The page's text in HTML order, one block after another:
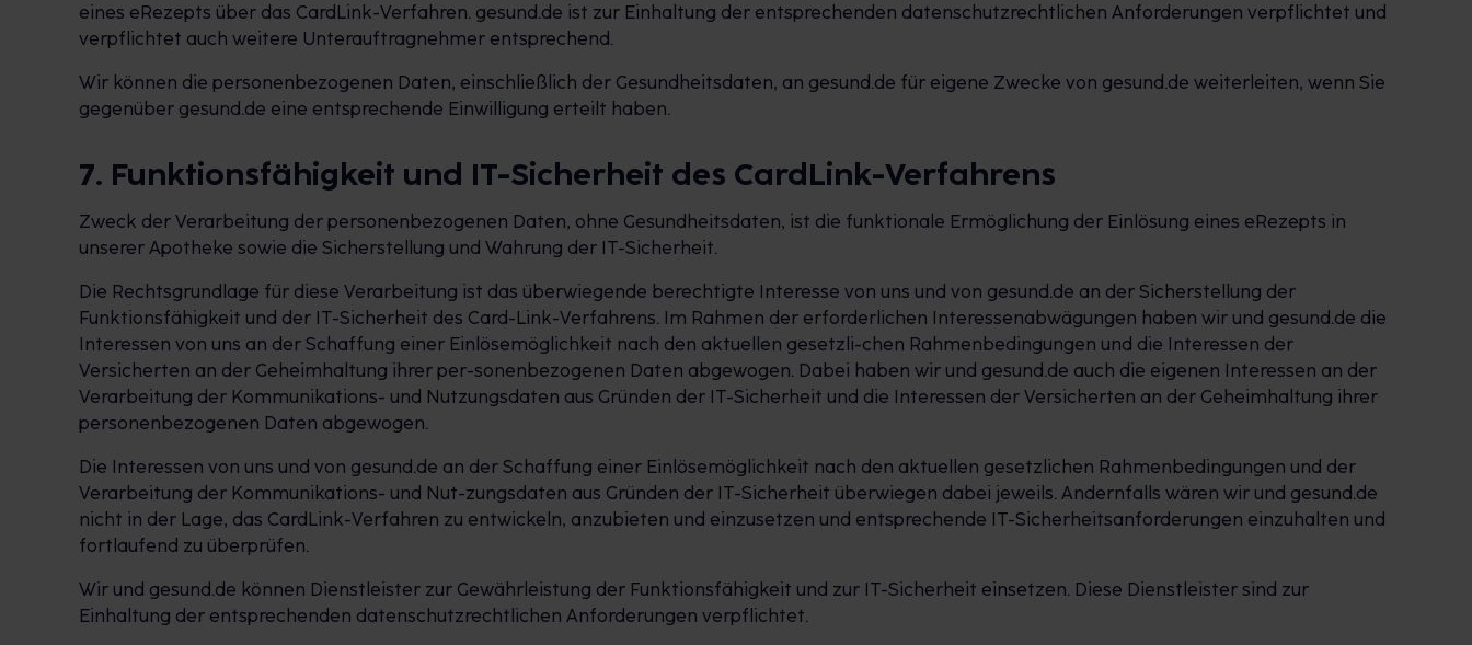
eines eRezepts über das CardLink-Verfahren. gesund.de ist zur Einhaltung der entsprechenden datenschutzrechtlichen Anforderungen verpflichtet und
verpflichtet auch weitere Unterauftragnehmer entsprechend.
Wir können die personenbezogenen Daten, einschließlich der Gesundheitsdaten, an gesund.de für eigene Zwecke von gesund.de weiterleiten, wenn Sie
gegenüber gesund.de eine entsprechende Einwilligung erteilt haben.
7. Funktionsfähigkeit und IT-Sicherheit des CardLink-Verfahrens
Zweck der Verarbeitung der personenbezogenen Daten, ohne Gesundheitsdaten, ist die funktionale Ermöglichung der Einlösung eines eRezepts in
unserer Apotheke sowie die Sicherstellung und Wahrung der IT-Sicherheit.
Die Rechtsgrundlage für diese Verarbeitung ist das überwiegende berechtigte Interesse von uns und von gesund.de an der Sicherstellung der
Funktionsfähigkeit und der IT-Sicherheit des Card-Link-Verfahrens. Im Rahmen der erforderlichen Interessenabwägungen haben wir und gesund.de die
Interessen von uns an der Schaffung einer Einlösemöglichkeit nach den aktuellen gesetzli-chen Rahmenbedingungen und die Interessen der
Versicherten an der Geheimhaltung ihrer per-sonenbezogenen Daten abgewogen. Dabei haben wir und gesund.de auch die eigenen Interessen an der
Verarbeitung der Kommunikations- und Nutzungsdaten aus Gründen der IT-Sicherheit und die Interessen der Versicherten an der Geheimhaltung ihrer
personenbezogenen Daten abgewogen.
Die Interessen von uns und von gesund.de an der Schaffung einer Einlösemöglichkeit nach den aktuellen gesetzlichen Rahmenbedingungen und der
Verarbeitung der Kommunikations- und Nut-zungsdaten aus Gründen der IT-Sicherheit überwiegen dabei jeweils. Andernfalls wären wir und gesund.de
nicht in der Lage, das CardLink-Verfahren zu entwickeln, anzubieten und einzusetzen und entsprechende IT-Sicherheitsanforderungen einzuhalten und
fortlaufend zu überprüfen.
Wir und gesund.de können Dienstleister zur Gewährleistung der Funktionsfähigkeit und zur IT-Sicherheit einsetzen. Diese Dienstleister sind zur
Einhaltung der entsprechenden datenschutzrechtlichen Anforderungen verpflichtet.